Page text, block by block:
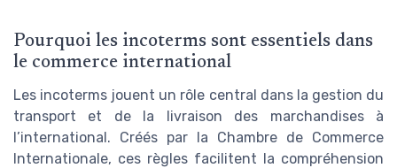
Pourquoi les incoterms sont essentiels dans
le commerce international
Les incoterms jouent un rôle central dans la gestion du
transport et de la livraison des marchandises à
l’international. Créés par la Chambre de Commerce
Internationale, ces règles facilitent la compréhension